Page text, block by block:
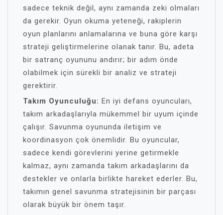
sadece teknik değil, aynı zamanda zeki olmaları
da gerekir. Oyun okuma yeteneği, rakiplerin
oyun planlarını anlamalarına ve buna göre karşı
strateji geliştirmelerine olanak tanır. Bu, adeta
bir satranç oyununu andırır; bir adım önde
olabilmek için sürekli bir analiz ve strateji
gerektirir.
Takım Oyunculuğu: En iyi defans oyuncuları,
takım arkadaşlarıyla mükemmel bir uyum içinde
çalışır. Savunma oyununda iletişim ve
koordinasyon çok önemlidir. Bu oyuncular,
sadece kendi görevlerini yerine getirmekle
kalmaz, aynı zamanda takım arkadaşlarını da
destekler ve onlarla birlikte hareket ederler. Bu,
takımın genel savunma stratejisinin bir parçası
olarak büyük bir önem taşır.